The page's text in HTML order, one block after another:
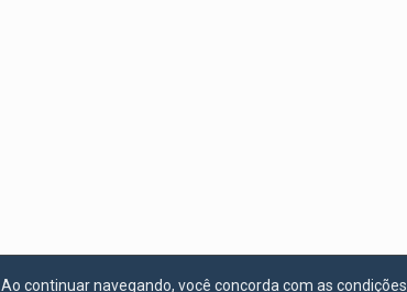
. Ao continuar navegando, você concorda com as condições.